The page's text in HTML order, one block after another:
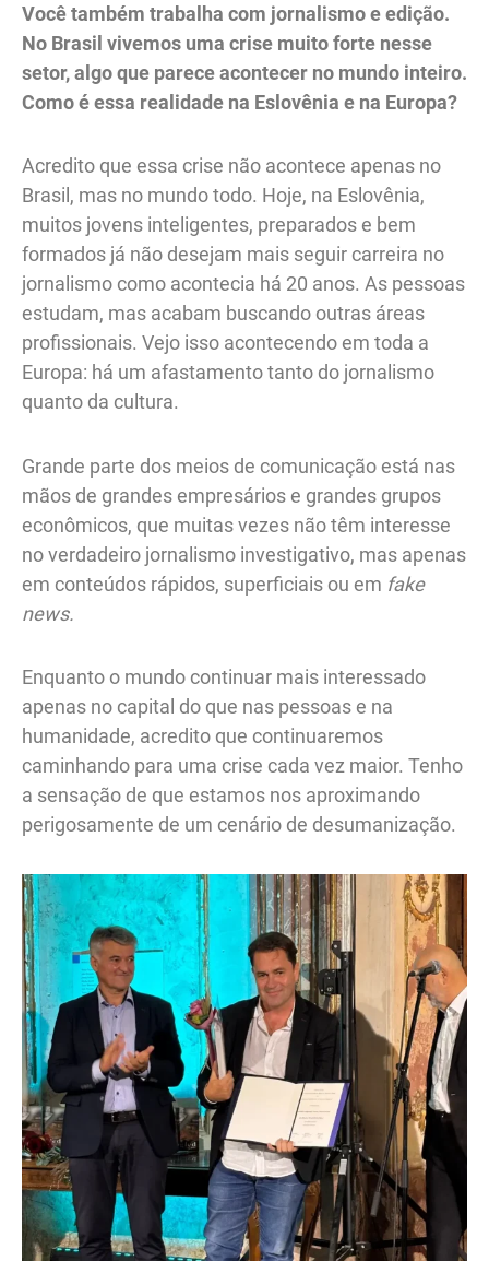
Você também trabalha com jornalismo e edição.
No Brasil vivemos uma crise muito forte nesse
setor, algo que parece acontecer no mundo inteiro.
Como é essa realidade na Eslovênia e na Europa?
Acredito que essa crise não acontece apenas no
Brasil, mas no mundo todo. Hoje, na Eslovênia,
muitos jovens inteligentes, preparados e bem
formados já não desejam mais seguir carreira no
jornalismo como acontecia há 20 anos. As pessoas
estudam, mas acabam buscando outras áreas
profissionais. Vejo isso acontecendo em toda a
Europa: há um afastamento tanto do jornalismo
quanto da cultura.
Grande parte dos meios de comunicação está nas
mãos de grandes empresários e grandes grupos
econômicos, que muitas vezes não têm interesse
no verdadeiro jornalismo investigativo, mas apenas
em conteúdos rápidos, superficiais ou em fake
news.
Enquanto o mundo continuar mais interessado
apenas no capital do que nas pessoas e na
humanidade, acredito que continuaremos
caminhando para uma crise cada vez maior. Tenho
a sensação de que estamos nos aproximando
perigosamente de um cenário de desumanização.